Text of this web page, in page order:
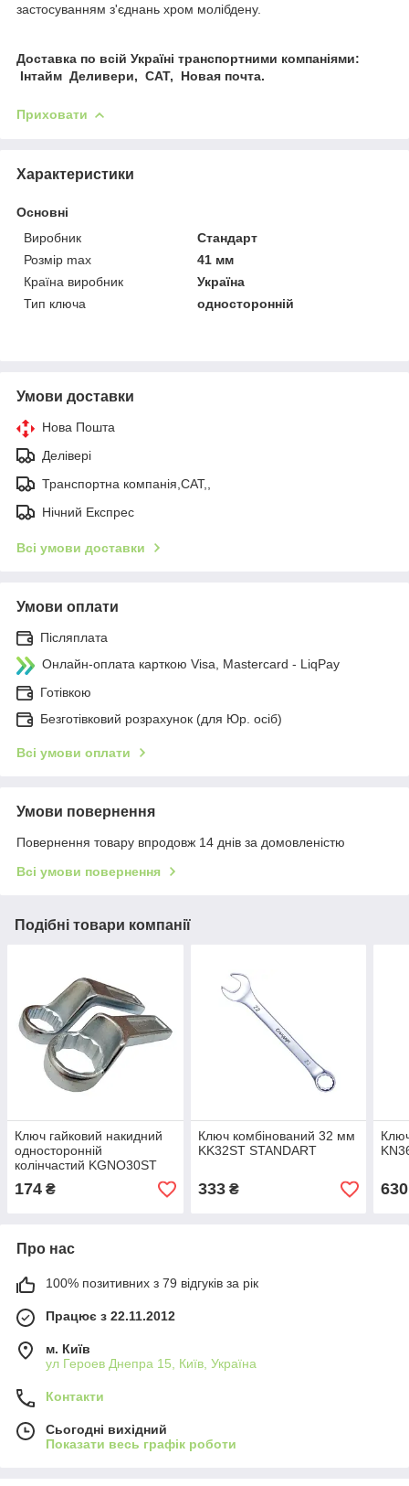
застосуванням з'єднань хром молібдену.
Доставка по всій Україні транспортними компаніями:
Інтайм Деливери, САТ, Новая почта.
Приховати
Характеристики
Основні
Виробник
Стандарт
Розмір max
41 мм
Країна виробник
Україна
Тип ключа
односторонній
Умови доставки
Нова Пошта
Делівері
Транспортна компанія,САТ,,
Нічний Експрес
Всі умови доставки
Умови оплати
Післяплата
Онлайн-оплата карткою Visa, Mastercard - LiqPay
Готівкою
Безготівковий розрахунок (для Юр. осіб)
Всі умови оплати
Умови повернення
Повернення товару впродовж 14 днів за домовленістю
Всі умови повернення
Подібні товари компанії
Ключ гайковий накидний
односторонній
колінчастий KGNO30ST
STANDART
174 ₴
Ключ комбінований 32 мм
KK32ST STANDART
333₴ 630
Про нас
100% позитивних з 79 відгуків за рік
Працює з 22.11.2012
м. Київ
ул Героев Днепра 15, Київ, Україна
Контакти
Сьогодні вихідний
Показати весь графік роботи